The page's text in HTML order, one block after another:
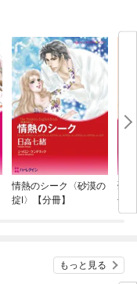
情熱のシーク〈砂漠の
掟Ⅰ〉【分冊】
憂
冊】
もっと見る